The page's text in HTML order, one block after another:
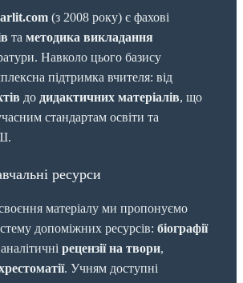
(з 2008 року) є фахові
та методика викладання
Навколо цього базису
підтримка вчителя: від
до дидактичних матеріалів, що
стандартам освіти та
ресурси
матеріалу ми пропонуємо
допоміжних ресурсів: біографії
рецензії на твори,
. Учням доступні